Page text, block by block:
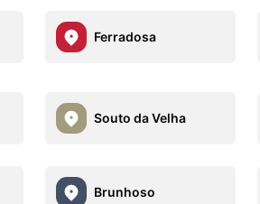
Ferradosa
Souto da Velha
Brunhoso